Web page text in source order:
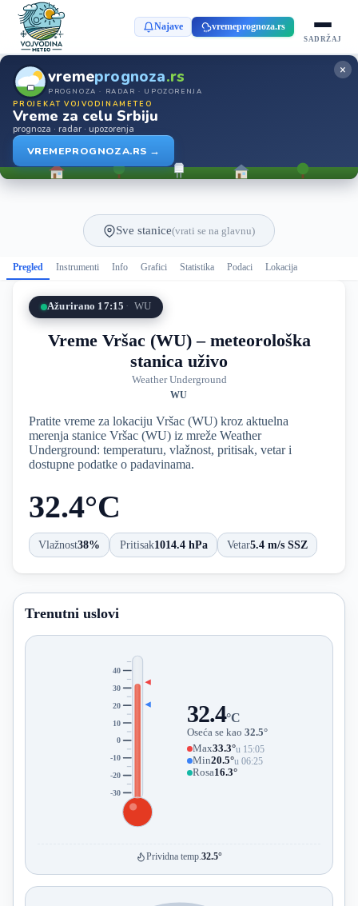
Najave vremeprognoza.rs
SADRŽAJ
vremeprognoza.rs
PROGNOZA · RADAR · UPOZORENJA
PROJEKAT VOJVODINAMETEO
Vreme za celu Srbiju
prognoza · radar · upozorenja
VREMEPROGNOZA.RS →
×
Sve stanice(vrati se na glavnu)
Pregled Instrumenti Info Grafici Statistika Podaci Lokacija
Ažurirano 17:15 WU
Vreme Vršac (WU) – meteorološka
stanica uživo
Weather Underground
WU
Pratite vreme za lokaciju Vršac (WU) kroz aktuelna
merenja stanice Vršac (WU) iz mreže Weather
Underground: temperaturu, vlažnost, pritisak, vetar i
dostupne podatke o padavinama.
32.4°C
Vlažnost38% Pritisak1014.4 hPa Vetar5.4 m/s SSZ
Trenutni uslovi
-30
-20
-10
0
10
20
30
40
32.4°C
Oseća se kao 32.5°
Max33.3°u 15:05
Min20.5°u 06:25
Rosa16.3°
Prividna temp.32.5°